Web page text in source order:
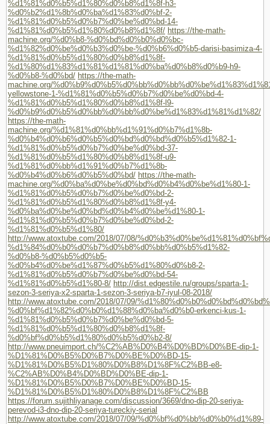
%d1%81%d0%b5%d1%80%d0%b8%d1%8f-h3-
%d0%b2%d1%8b%d0%ba%d1%83%d0%bf-2-
%d1%81%d0%b5%d0%b7%d0%be%d0%bd-14-
%d1%81%d0%b5%d1%80%d0%b8%d1%8f/ https://the-math-
machine.org/%d0%b8-%d0%bd%d0%b0%d0%bc-
%d1%82%d0%be%d0%b3%d0%be-%d0%b6%d0%b5-darisi-basimiza-4-
%d1%81%d0%b5%d1%80%d0%b8%d1%8f-
%d1%80%d1%83%d1%81%d1%81%d0%ba%d0%b8%d0%b9-h9-
%d0%b8-%d0%bd/ https://the-math-
machine.org/
yellowstone-1-%d1%81%d0%b5%d0%b7%d0%be%d0%bd-4-
%d1%81%d0%b5%d1%80%d0%b8%d1%8f-l9-
%d0%b9%d0%b5%d0%bb%d0%bb%d0%be%d1%83%d1%81%d1%82/
https://the-math-
machine.org/%d1%81%d0%bb%d1%91%d0%b7%d1%8b-
%d0%b4%d0%b6%d0%b5%d0%bd%d0%bd%d0%b5%d1%82-1-
%d1%81%d0%b5%d0%b7%d0%be%d0%bd-37-
%d1%81%d0%b5%d1%80%d0%b8%d1%8f-u9-
%d1%81%d0%bb%d1%91%d0%b7%d1%8b-
%d0%b4%d0%b6%d0%b5%d0%bd/ https://the-math-
machine.org/%d0%ba%d0%be%d0%bd%d0%b4%d0%be%d1%80-1-
%d1%81%d0%b5%d0%b7%d0%be%d0%bd-2-
%d1%81%d0%b5%d1%80%d0%b8%d1%8f-y4-
%d0%ba%d0%be%d0%bd%d0%b4%d0%be%d1%80-1-
%d1%81%d0%b5%d0%b7%d0%be%d0%bd-2-
%d1%81%d0%b5%d1%80/
http://www.atoxtube.com/2018/07/08/
%d1%84%d0%b0%d0%b7%d0%b8%d0%bb%d0%b5%d1%82-
%d0%b8-%d0%b5%d0%b5-
%d0%b4%d0%be%d1%87%d0%b5%d1%80%d0%b8-2-
%d1%81%d0%b5%d0%b7%d0%be%d0%bd-54-
%d1%81%d0%b5%d1%80-8/ http://dist.edgestile.ru/groups/sparta-1-
sezon-3-seriya-x2-sparta-1-sezon-3-seriya-b7-iyul-08-2018/
http://www.atoxtube.com/2018/07/09/
%d0%bf%d1%82%d0%b0%d1%88%d0%ba%d0%b0-erkenci-kus-1-
%d1%81%d0%b5%d0%b7%d0%be%d0%bd-5-
%d1%81%d0%b5%d1%80%d0%b8%d1%8f-
%d0%bf%d0%b5%d1%80%d0%b5%d0%b2-8/
http://www.pneuimport.ch/%C2%AB%D0%B4%D0%BD%D0%BE-dip-1-
%D1%81%D0%B5%D0%B7%D0%BE%D0%BD-15-
%D1%81%D0%B5%D1%80%D0%B8%D1%8F%C2%BB-e8-
%C2%AB%D0%B4%D0%BD%D0%BE-dip-1-
%D1%81%D0%B5%D0%B7%D0%BE%D0%BD-15-
%D1%81%D0%B5%D1%80%D0%B8%D1%8F%C2%BB
https://forum.sujithliyanage.com/discussion/3669/dno-dip-20-seriya-
perevod-i3-dno-dip-20-seriya-tureckiy-serial
http://www.atoxtube.com/2018/07/09/%d0%bf%d0%bb%d0%b0%d1%89-